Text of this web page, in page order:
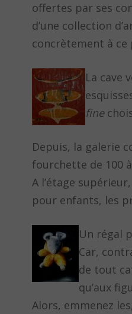
offertes par ses
d’une collection
concrètement à ce
La cave
fine
Depuis, la galerie
fourchette de 100
A l’étage
pour enfants, les
Un régal
Car,
de tout
qu’aux
Alors, emmenez